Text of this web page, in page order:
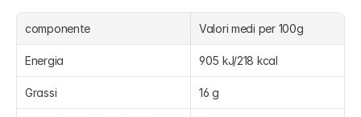
componente Valori medi per 100g
Energia 905 kJ/218 kcal
Grassi 16 g